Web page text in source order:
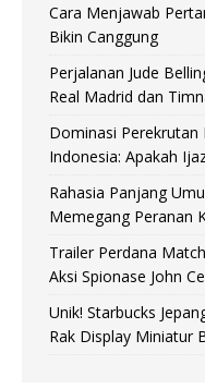
Cara Menjawab
Bikin Canggung
Perjalanan Jude
Real Madrid dan
Dominasi Perekrutan
Indonesia: Apakah
Rahasia Panjang
Memegang Peranan
Trailer Perdana
Aksi Spionase John
Unik! Starbucks
Rak Display Miniatur